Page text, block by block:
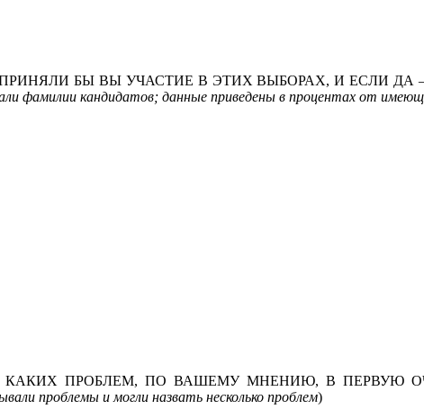
БЫ ВЫ УЧАСТИЕ В ЭТИХ ВЫБОРАХ, И ЕСЛИ
фамилии кандидатов; данные приведены в процентах от
ПРОБЛЕМ, ПО ВАШЕМУ МНЕНИЮ, В ПЕРВУЮ
проблемы и могли назвать несколько проблем)